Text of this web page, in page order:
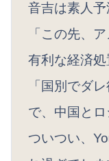
音吉は素人予
「この先、
有利な経済処
「国別でダ
で、中国とロ
ついつい、